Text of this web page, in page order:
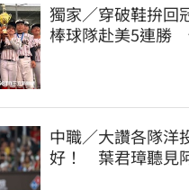
獨家／穿破鞋拚回
棒球隊赴美5連勝
中職／大讚各隊洋
好！ 葉君璋聽見